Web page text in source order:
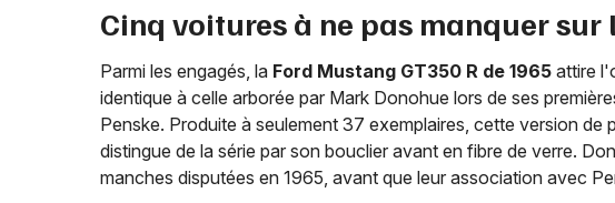
Cinq voitures à ne pas manquer
Parmi les engagés, la Ford Mustang GT350 R de 1965 attire
identique à celle arborée par Mark Donohue lors de ses
Penske. Produite à seulement 37 exemplaires, cette version de
distingue de la série par son bouclier avant en fibre de verre.
manches disputées en 1965, avant que leur association avec